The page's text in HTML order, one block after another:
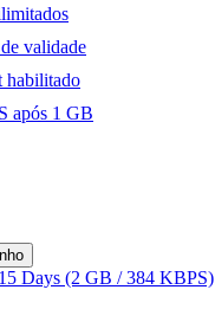
validade
habilitado
após 1 GB
Days (2 GB / 384 KBPS)